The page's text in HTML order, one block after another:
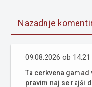
Nazadnje
09.08.2026 ob
Ta cerkvena
pravim naj se rajši